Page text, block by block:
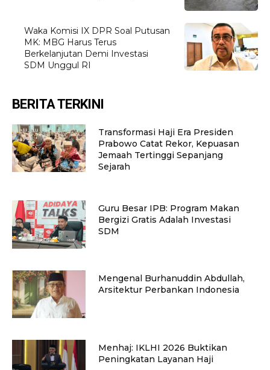
Waka Komisi IX DPR Soal Putusan
MK: MBG Harus Terus
Berkelanjutan Demi Investasi
SDM Unggul RI
BERITA TERKINI
Transformasi Haji Era Presiden
Prabowo Catat Rekor, Kepuasan
Jemaah Tertinggi Sepanjang
Sejarah
Guru Besar IPB: Program Makan
Bergizi Gratis Adalah Investasi
SDM
Mengenal Burhanuddin Abdullah,
Arsitektur Perbankan Indonesia
Menhaj: IKLHI 2026 Buktikan
Peningkatan Layanan Haji